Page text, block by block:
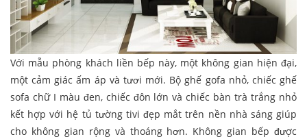
Với mẫu phòng khách liền bếp này, một không gian hiện đại,
một cảm giác ấm áp và tươi mới. Bộ ghế gofa nhỏ, chiếc ghế
sofa chữ I màu đen, chiếc đôn lớn và chiếc bàn trà trắng nhỏ
kết hợp với hệ tủ tường tivi đẹp mắt trên nền nhà sáng giúp
cho không gian rộng và thoáng hơn. Không gian bếp được